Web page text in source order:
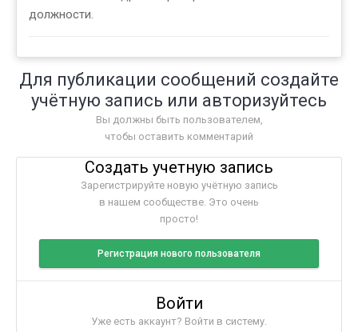
должности.
Для публикации сообщений создайте
учётную запись или авторизуйтесь
Вы должны быть пользователем,
чтобы оставить комментарий
Создать учетную запись
Зарегистрируйте новую учётную запись
в нашем сообществе. Это очень
просто!
Регистрация нового пользователя
Войти
Уже есть аккаунт? Войти в систему.